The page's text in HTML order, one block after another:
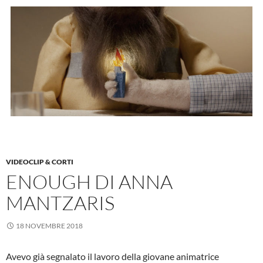
VIDEOCLIP & CORTI
ENOUGH DI ANNA
MANTZARIS
18 NOVEMBRE 2018
Avevo già segnalato il lavoro della giovane animatrice